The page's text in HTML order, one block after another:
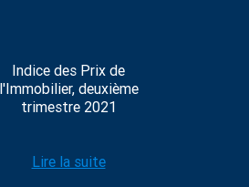
Indice des Prix de
l'Immobilier, deuxième
trimestre 2021
Lire la suite